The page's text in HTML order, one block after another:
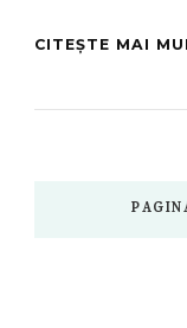
CITEȘTE MAI